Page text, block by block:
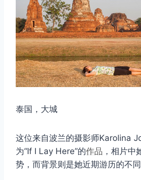
泰国，大城
这位来自波兰的摄影师Karolina
为“If I Lay Here”的作品 ，相片中
势，而背景​​则是她近期游历的不同